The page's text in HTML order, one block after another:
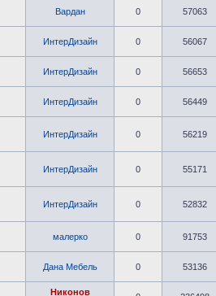
Вардан 0 57063
ИнтерДизайн 0 56067
ИнтерДизайн 0 56653
ИнтерДизайн 0 56449
ИнтерДизайн 0 56219
ИнтерДизайн 0 55171
ИнтерДизайн 0 52832
малерко 0 91753
Дана Мебель 0 53136
Никонов